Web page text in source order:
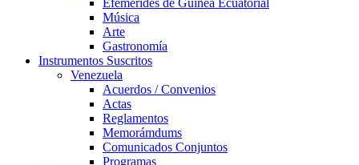
Efemérides de Guinea Ecuatorial
Música
Arte
Gastronomía
Instrumentos Suscritos
Venezuela
Acuerdos / Convenios
Actas
Reglamentos
Memorámdums
Comunicados Conjuntos
Programas